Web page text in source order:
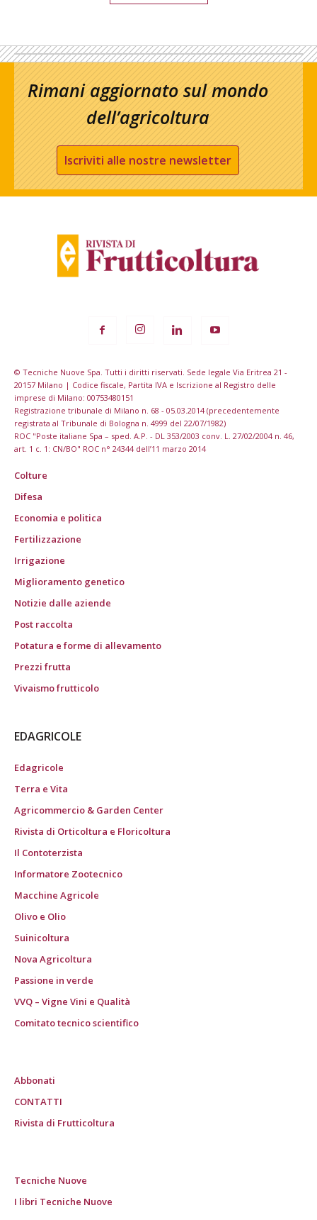
Rimani aggiornato sul mondo
dell’agricoltura
Iscriviti alle nostre newsletter
© Tecniche Nuove Spa. Tutti i diritti riservati. Sede legale Via Eritrea 21 -
20157 Milano | Codice fiscale, Partita IVA e Iscrizione al Registro delle
imprese di Milano: 00753480151
Registrazione tribunale di Milano n. 68 - 05.03.2014 (precedentemente
registrata al Tribunale di Bologna n. 4999 del 22/07/1982)
ROC "Poste italiane Spa – sped. A.P. - DL 353/2003 conv. L. 27/02/2004 n. 46,
art. 1 c. 1: CN/BO" ROC n° 24344 dell’11 marzo 2014
Colture
Difesa
Economia e politica
Fertilizzazione
Irrigazione
Miglioramento genetico
Notizie dalle aziende
Post raccolta
Potatura e forme di allevamento
Prezzi frutta
Vivaismo frutticolo
EDAGRICOLE
Edagricole
Terra e Vita
Agricommercio & Garden Center
Rivista di Orticoltura e Floricoltura
Il Contoterzista
Informatore Zootecnico
Macchine Agricole
Olivo e Olio
Suinicoltura
Nova Agricoltura
Passione in verde
VVQ – Vigne Vini e Qualità
Comitato tecnico scientifico
Abbonati
CONTATTI
Rivista di Frutticoltura
Tecniche Nuove
I libri Tecniche Nuove